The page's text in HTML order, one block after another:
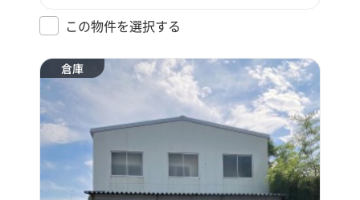
この物件を選択する
倉庫